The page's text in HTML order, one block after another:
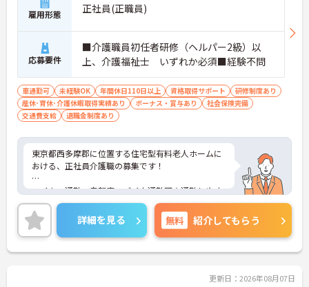
雇用形態 正社員(正職員)
応募要件
■介護職員初任者研修（ヘルパー2級）以
上、介護福祉士 いずれか必須■経験不問
車通勤可 未経験OK 年間休日110日以上 資格取得サポート
研修制度あり
産休･育休･介護休暇取得実績あり
ボーナス・賞与あり
社会保険完備
交通費支給
退職金制度あり
東京都西多摩郡に位置する住宅型有料老人ホームに
おける、正社員介護職の募集です！
マイカー通勤・自転車・バイク通勤可☆通勤しやす
い環境での就業です♪
ご興味ある方には、面接対策ポイントなど、さらに
詳細をお話しいたしますのでお気軽にご相談くださ
い。
詳細を見る 無料 紹介してもらう
更新日：2026年08月07日